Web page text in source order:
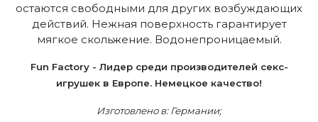
остаются свободными для других возбуждающих
действий. Нежная поверхность гарантирует
мягкое скольжение. Водонепроницаемый.
Fun Factory - Лидер среди производителей секс-
игрушек в Европе. Немецкое качество!
Изготовлено в: Германии;